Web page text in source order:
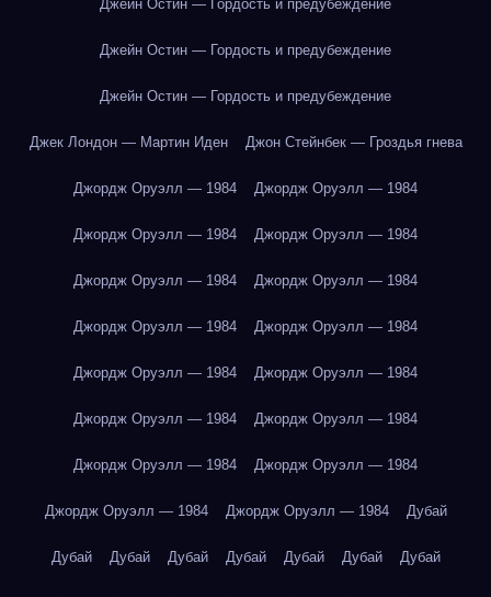
Джейн Остин — Гордость и предубеждение
Джейн Остин — Гордость и предубеждение
Джейн Остин — Гордость и предубеждение
Джек Лондон — Мартин Иден Джон Стейнбек — Гроздья гнева
Джордж Оруэлл — 1984 Джордж Оруэлл — 1984
Джордж Оруэлл — 1984 Джордж Оруэлл — 1984
Джордж Оруэлл — 1984 Джордж Оруэлл — 1984
Джордж Оруэлл — 1984 Джордж Оруэлл — 1984
Джордж Оруэлл — 1984 Джордж Оруэлл — 1984
Джордж Оруэлл — 1984 Джордж Оруэлл — 1984
Джордж Оруэлл — 1984 Джордж Оруэлл — 1984
Джордж Оруэлл — 1984 Джордж Оруэлл — 1984 Дубай
Дубай Дубай Дубай Дубай Дубай Дубай Дубай